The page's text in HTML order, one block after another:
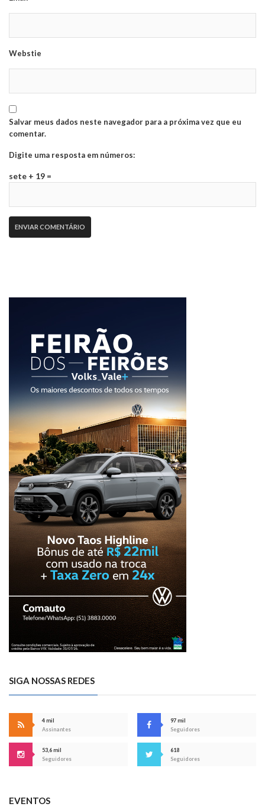
Webstie
Salvar meus dados neste navegador para a próxima vez que eu
comentar.
Digite uma resposta em números:
sete + 19 =
SIGA NOSSAS REDES
4 mil
Assinantes
97 mil
Seguidores
53,6 mil
Seguidores
618
Seguidores
EVENTOS